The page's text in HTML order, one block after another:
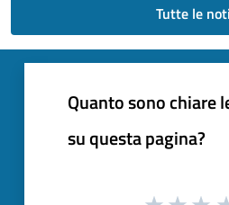
Tutte le
Quanto sono chiare
su questa pagina?